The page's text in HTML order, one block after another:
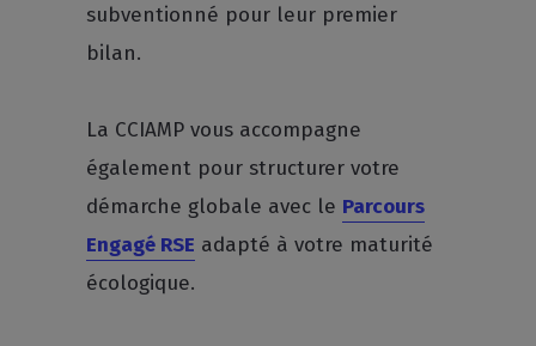
subventionné pour leur premier
bilan.
La CCIAMP vous accompagne
également pour structurer votre
démarche globale avec le Parcours
Engagé RSE adapté à votre maturité
écologique.